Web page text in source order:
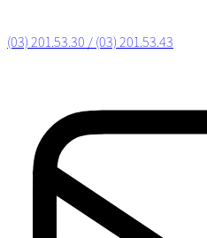
(03) 201.53.30 / (03) 201.53.43